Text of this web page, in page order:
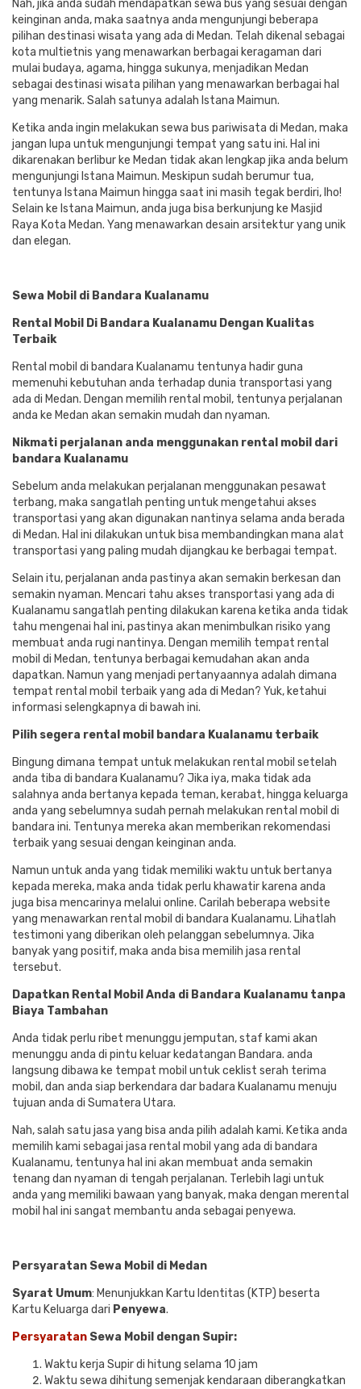
Nah, jika anda sudah mendapatkan sewa bus yang sesuai dengan
keinginan anda, maka saatnya anda mengunjungi beberapa
pilihan destinasi wisata yang ada di Medan. Telah dikenal sebagai
kota multietnis yang menawarkan berbagai keragaman dari
mulai budaya, agama, hingga sukunya, menjadikan Medan
sebagai destinasi wisata pilihan yang menawarkan berbagai hal
yang menarik. Salah satunya adalah Istana Maimun.
Ketika anda ingin melakukan sewa bus pariwisata di Medan, maka
jangan lupa untuk mengunjungi tempat yang satu ini. Hal ini
dikarenakan berlibur ke Medan tidak akan lengkap jika anda belum
mengunjungi Istana Maimun. Meskipun sudah berumur tua,
tentunya Istana Maimun hingga saat ini masih tegak berdiri, lho!
Selain ke Istana Maimun, anda juga bisa berkunjung ke Masjid
Raya Kota Medan. Yang menawarkan desain arsitektur yang unik
dan elegan.
Sewa Mobil di Bandara Kualanamu
Rental Mobil Di Bandara Kualanamu Dengan Kualitas
Terbaik
Rental mobil di bandara Kualanamu tentunya hadir guna
memenuhi kebutuhan anda terhadap dunia transportasi yang
ada di Medan. Dengan memilih rental mobil, tentunya perjalanan
anda ke Medan akan semakin mudah dan nyaman.
Nikmati perjalanan anda menggunakan rental mobil dari
bandara Kualanamu
Sebelum anda melakukan perjalanan menggunakan pesawat
terbang, maka sangatlah penting untuk mengetahui akses
transportasi yang akan digunakan nantinya selama anda berada
di Medan. Hal ini dilakukan untuk bisa membandingkan mana alat
transportasi yang paling mudah dijangkau ke berbagai tempat.
Selain itu, perjalanan anda pastinya akan semakin berkesan dan
semakin nyaman. Mencari tahu akses transportasi yang ada di
Kualanamu sangatlah penting dilakukan karena ketika anda tidak
tahu mengenai hal ini, pastinya akan menimbulkan risiko yang
membuat anda rugi nantinya. Dengan memilih tempat rental
mobil di Medan, tentunya berbagai kemudahan akan anda
dapatkan. Namun yang menjadi pertanyaannya adalah dimana
tempat rental mobil terbaik yang ada di Medan? Yuk, ketahui
informasi selengkapnya di bawah ini.
Pilih segera rental mobil bandara Kualanamu terbaik
Bingung dimana tempat untuk melakukan rental mobil setelah
anda tiba di bandara Kualanamu? Jika iya, maka tidak ada
salahnya anda bertanya kepada teman, kerabat, hingga keluarga
anda yang sebelumnya sudah pernah melakukan rental mobil di
bandara ini. Tentunya mereka akan memberikan rekomendasi
terbaik yang sesuai dengan keinginan anda.
Namun untuk anda yang tidak memiliki waktu untuk bertanya
kepada mereka, maka anda tidak perlu khawatir karena anda
juga bisa mencarinya melalui online. Carilah beberapa website
yang menawarkan rental mobil di bandara Kualanamu. Lihatlah
testimoni yang diberikan oleh pelanggan sebelumnya. Jika
banyak yang positif, maka anda bisa memilih jasa rental
tersebut.
Dapatkan Rental Mobil Anda di Bandara Kualanamu tanpa
Biaya Tambahan
Anda tidak perlu ribet menunggu jemputan, staf kami akan
menunggu anda di pintu keluar kedatangan Bandara. anda
langsung dibawa ke tempat mobil untuk ceklist serah terima
mobil, dan anda siap berkendara dar badara Kualanamu menuju
tujuan anda di Sumatera Utara.
Nah, salah satu jasa yang bisa anda pilih adalah kami. Ketika anda
memilih kami sebagai jasa rental mobil yang ada di bandara
Kualanamu, tentunya hal ini akan membuat anda semakin
tenang dan nyaman di tengah perjalanan. Terlebih lagi untuk
anda yang memiliki bawaan yang banyak, maka dengan merental
mobil hal ini sangat membantu anda sebagai penyewa.
Persyaratan Sewa Mobil di Medan
Syarat Umum: Menunjukkan Kartu Identitas (KTP) beserta
Kartu Keluarga dari Penyewa.
Persyaratan Sewa Mobil dengan Supir:
Waktu kerja Supir di hitung selama 10 jam
Waktu sewa dihitung semenjak kendaraan diberangkatkan